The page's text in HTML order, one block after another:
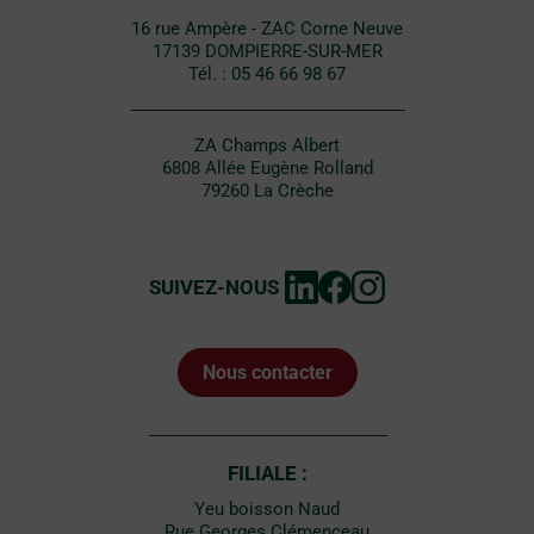
16 rue Ampère - ZAC Corne Neuve
17139 DOMPIERRE-SUR-MER
Tél. : 05 46 66 98 67
ZA Champs Albert
6808 Allée Eugène Rolland
79260 La Crèche
SUIVEZ-NOUS
Nous contacter
FILIALE :
Yeu boisson Naud